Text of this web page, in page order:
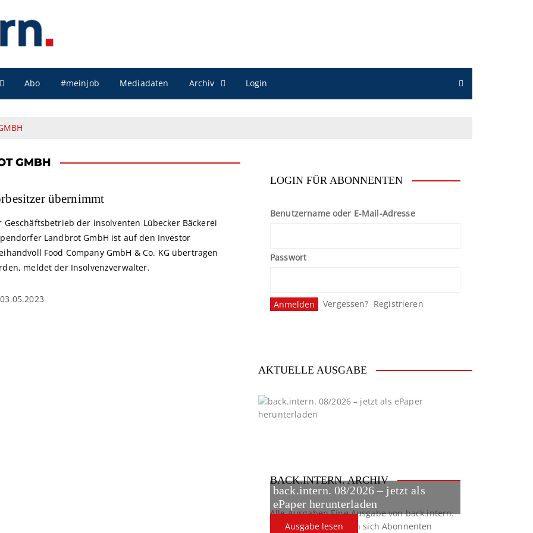
Abo #meinjob Mediadaten Archiv Login
GMBH
übernimmt
Geschäftsbetrieb der insolventen Lübecker Bäckerei
Landbrot GmbH ist auf den Investor
Food Company GmbH & Co. KG übertragen
meldet der Insolvenzverwalter.
03.05.2023
LOGIN FÜR ABONNENTEN
Benutzername oder E-Mail-Adresse
Passwort
Vergessen? Registrieren
AKTUELLE AUSGABE
back.intern. 08/2026 – jetzt als
ePaper herunterladen
Ausgabe lesen
BACK.INTERN. ARCHIV
Alle AusgabenEine Ausgabe von back.intern.
verpasst? Hier können sich Abonnenten